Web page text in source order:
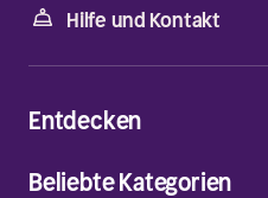
Hilfe und Kontakt
Entdecken
Beliebte Kategorien